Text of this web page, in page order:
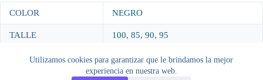
Utilizamos cookies para garantizar que le brindamos la mejor
experiencia en nuestra web.
COLOR NEGRO
TALLE 100, 85, 90, 95